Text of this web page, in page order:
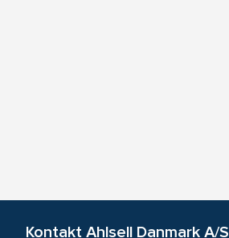
Kontakt Ahlsell Danmark A/S